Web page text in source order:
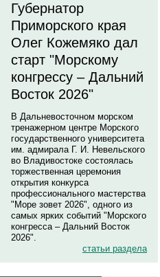
Губернатор
Приморского края
Олег Кожемяко дал
старт "Морскому
конгрессу – Дальний
Восток 2026"
В Дальневосточном морском
тренажерном центре Морского
государственного университета
им. адмирала Г. И. Невельского
во Владивостоке состоялась
торжественная церемония
открытия конкурса
профессионального мастерства
"Море зовет 2026", одного из
самых ярких событий "Морского
конгресса – Дальний Восток
2026".
статьи раздела